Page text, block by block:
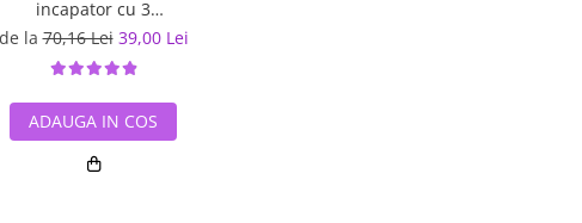
incapator cu 3
compartimente, PCH360
de la70,16 Lei 39,00 Lei
ADAUGA IN COS